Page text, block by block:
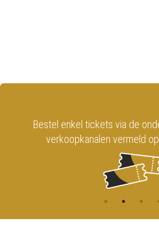
Bestel enkel tickets via de
verkoopkanalen vermeld